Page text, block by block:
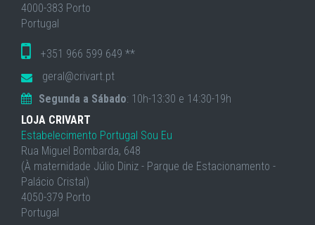
4000-383 Porto
Portugal
+351 966 599 649 **
geral@crivart.pt
Segunda a Sábado: 10h-13:30 e 14:30-19h
LOJA CRIVART
Estabelecimento Portugal Sou Eu
Rua Miguel Bombarda, 648
(À maternidade Júlio Diniz - Parque de Estacionamento -
Palácio Cristal)
4050-379 Porto
Portugal